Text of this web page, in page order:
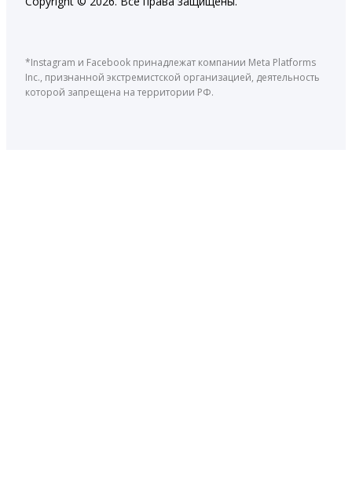
*Instagram и Facebook принадлежат компании Meta Platforms
Inc., признанной экстремистской организацией, деятельность
которой запрещена на территории РФ.